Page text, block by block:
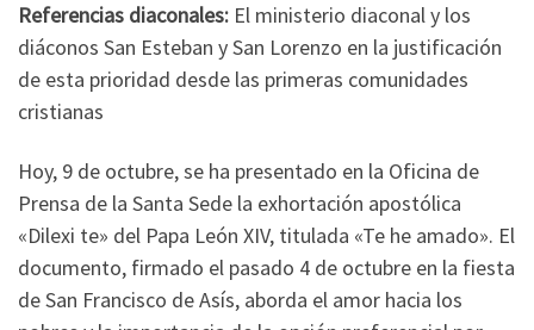
Referencias diaconales: El ministerio diaconal y los
diáconos San Esteban y San Lorenzo en la justificación
de esta prioridad desde las primeras comunidades
cristianas
Hoy, 9 de octubre, se ha presentado en la Oficina de
Prensa de la Santa Sede la exhortación apostólica
«Dilexi te» del Papa León XIV, titulada «Te he amado». El
documento, firmado el pasado 4 de octubre en la fiesta
de San Francisco de Asís, aborda el amor hacia los